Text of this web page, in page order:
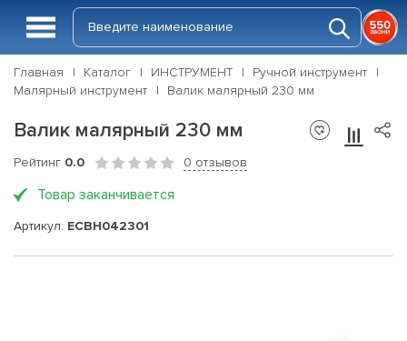
Главная Каталог ИНСТРУМЕНТ
Ручной инструмент
Малярный инструмент
Валик малярный 230 мм
Валик малярный 230 мм
Рейтинг 0.0 0 отзывов
Товар заканчивается
Артикул: ECBH042301